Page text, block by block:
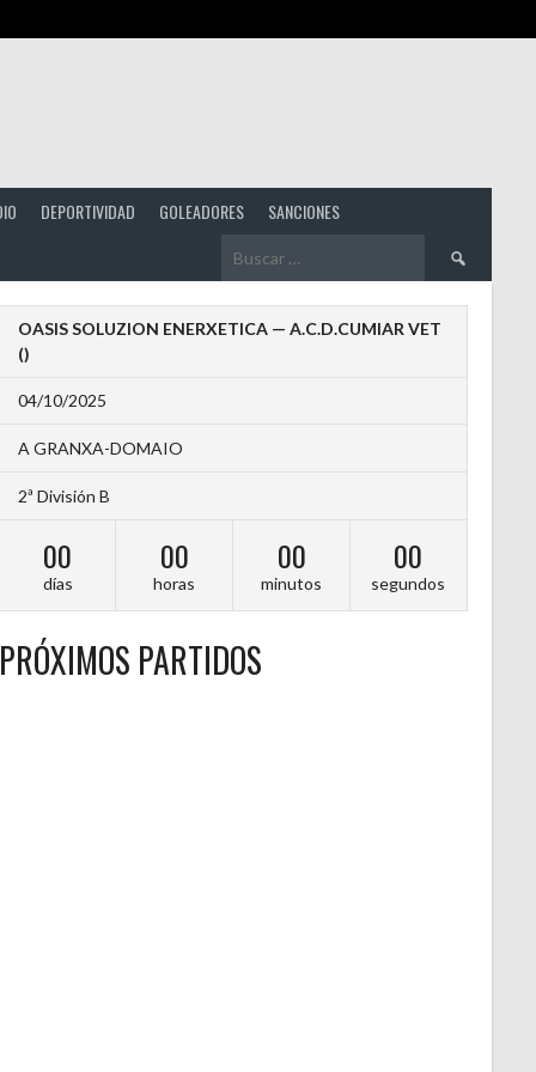
DEPORTIVIDAD GOLEADORES SANCIONES
Buscar:
OASIS SOLUZION ENERXETICA — A.C.D.CUMIAR VET
()
04/10/2025
A GRANXA-DOMAIO
2ª División B
00
días
00
horas
00
minutos
00
segundos
PRÓXIMOS PARTIDOS